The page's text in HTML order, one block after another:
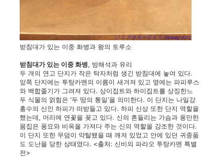
받침대가 있는 이중 화병과 왕의 토루소
받침대가 있는 이중 화병, 방해석과 유리
두 개의 연고 단지가 작은 탁자처럼 생긴 받침대에 놓여 있다.
앞쪽 단지에는 투탕카멘의 이름이 새겨져 있고 옆에는 파피루스
와 백합줄기가 그려져 있다. 상이집트와 하이집트를 상징한느
두 식물의 얽힘은 '두 땅의 통일'을 의미한다. 이 단지는 나일강
홍수의 신인 하피가 떠받들고 있다. 하피 신상 또한 단지 역할을
했는데, 머리에 연꽃을 꽂고 있다. 신의 흔들리는 가슴과 풍만한
몸집은 풍요와 비옥을 가져다 주는 신의 역할을 강조한 것이다.
이 단지 또한 무덤이 약탈됐을 때 깨져 있었고 안에 있던 귀중품
도 도난을 당한 상태였다. <출처: 신비의 파라오 투탕카멘 특별
전>